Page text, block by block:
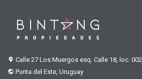
Calle 27 Los Muergos esq. Calle 18, loc. 002
Punta del Este, Uruguay